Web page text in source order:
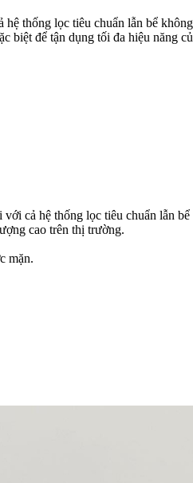
thống lọc tiêu chuẩn lẫn bể
để tận dụng tối đa hiệu năng
cả hệ thống lọc tiêu chuẩn lẫn
cao trên thị trường.
mặn.